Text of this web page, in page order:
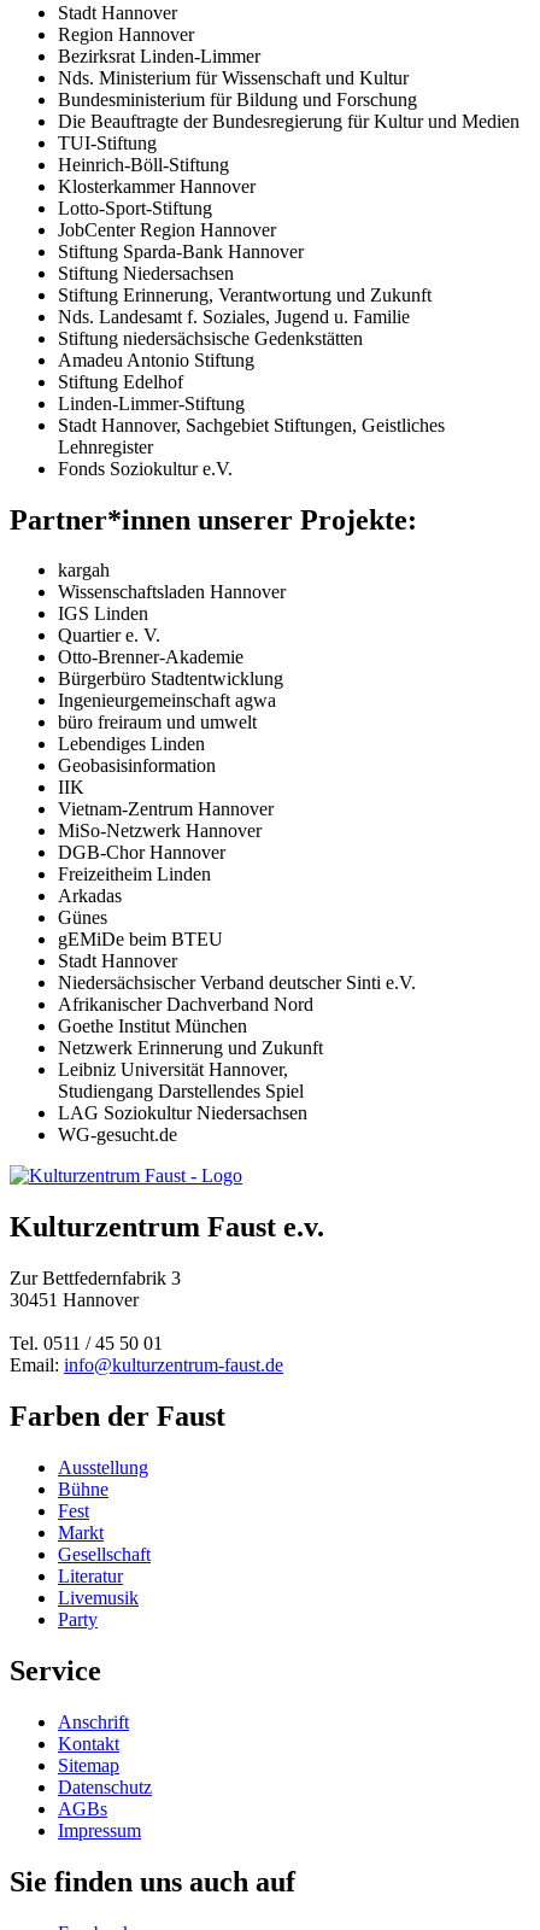
Stadt Hannover
Region Hannover
Bezirksrat Linden-Limmer
Nds. Ministerium für Wissenschaft und Kultur
Bundesministerium für Bildung und Forschung
Die Beauftragte der Bundesregierung für Kultur und Medien
TUI-Stiftung
Heinrich-Böll-Stiftung
Klosterkammer Hannover
Lotto-Sport-Stiftung
JobCenter Region Hannover
Stiftung Sparda-Bank Hannover
Stiftung Niedersachsen
Stiftung Erinnerung, Verantwortung und Zukunft
Nds. Landesamt f. Soziales, Jugend u. Familie
Stiftung niedersächsische Gedenkstätten
Amadeu Antonio Stiftung
Stiftung Edelhof
Linden-Limmer-Stiftung
Stadt Hannover, Sachgebiet Stiftungen, Geistliches
Lehnregister
Fonds Soziokultur e.V.
Partner*innen unserer Projekte:
kargah
Wissenschaftsladen Hannover
IGS Linden
Quartier e. V.
Otto-Brenner-Akademie
Bürgerbüro Stadtentwicklung
Ingenieurgemeinschaft agwa
büro freiraum und umwelt
Lebendiges Linden
Geobasisinformation
IIK
Vietnam-Zentrum Hannover
MiSo-Netzwerk Hannover
DGB-Chor Hannover
Freizeitheim Linden
Arkadas
Günes
gEMiDe beim BTEU
Stadt Hannover
Niedersächsischer Verband deutscher Sinti e.V.
Afrikanischer Dachverband Nord
Goethe Institut München
Netzwerk Erinnerung und Zukunft
Leibniz Universität Hannover,
Studiengang Darstellendes Spiel
LAG Soziokultur Niedersachsen
WG-gesucht.de
Kulturzentrum Faust e.v.
Zur Bettfedernfabrik 3
30451 Hannover
Tel. 0511 / 45 50 01
Email: info@kulturzentrum-faust.de
Farben der Faust
Ausstellung
Bühne
Fest
Markt
Gesellschaft
Literatur
Livemusik
Party
Service
Anschrift
Kontakt
Sitemap
Datenschutz
AGBs
Impressum
Sie finden uns auch auf